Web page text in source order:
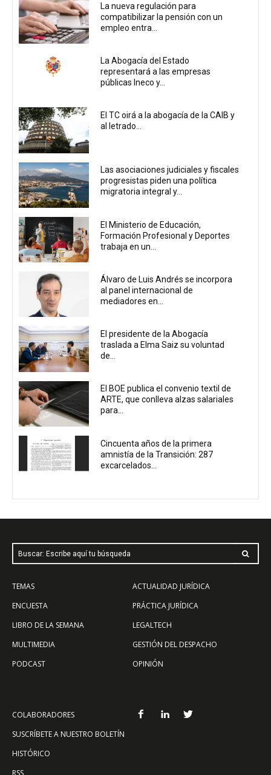
La nueva regulación para
compatibilizar la pensión con un
empleo entra...
La Abogacía del Estado
representará a las empresas
públicas Ineco y...
El TC oirá a la abogacía de la CAIB y
al letrado...
Las asociaciones judiciales y fiscales
progresistas piden una política
migratoria integral y...
El Ministerio de Educación,
Formación Profesional y Deportes
trabaja en un...
Álvaro de Luis Andrés se incorpora
al panel internacional de
mediadores en...
El presidente de la Abogacía
traslada a Elma Saiz su voluntad
de...
El BOE publica el convenio textil de
ARTE, que conlleva alzas salariales
para...
Cincuenta años de la primera
amnistía de la Transición: 287
excarcelados...
Buscar: Escribe aquí tu búsqueda
TEMAS
ENCUESTA
LIBRO DE LA SEMANA
MULTIMEDIA
PODCAST
ACTUALIDAD JURÍDICA
PRÁCTICA JURÍDICA
LEGALTECH
GESTIÓN DEL DESPACHO
OPINIÓN
COLABORADORES
SUSCRÍBETE A NUESTRO BOLETÍN
HISTÓRICO